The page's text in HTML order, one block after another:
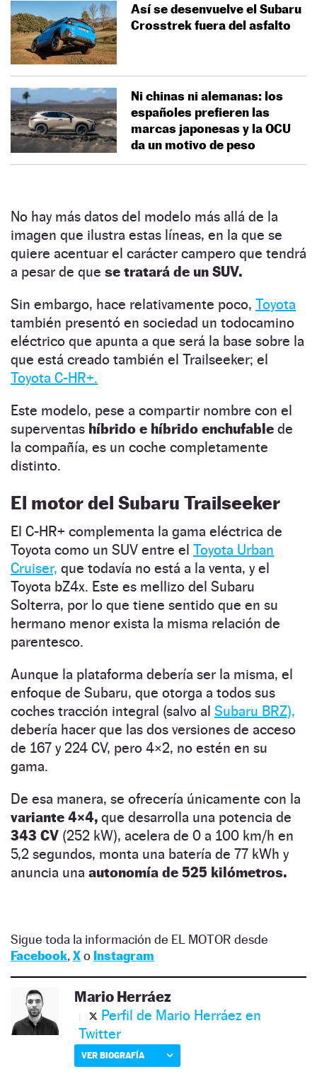
Así se desenvuelve el Subaru
Crosstrek fuera del asfalto
Ni chinas ni alemanas: los
españoles prefieren las
marcas japonesas y la OCU
da un motivo de peso
No hay más datos del modelo más allá de la
imagen que ilustra estas líneas, en la que se
quiere acentuar el carácter campero que tendrá
a pesar de que se tratará de un SUV.
Sin embargo, hace relativamente poco, Toyota
también presentó en sociedad un todocamino
eléctrico que apunta a que será la base sobre la
que está creado también el Trailseeker; el
Toyota C-HR+.
Este modelo, pese a compartir nombre con el
superventas híbrido e híbrido enchufable de
la compañía, es un coche completamente
distinto.
El motor del Subaru Trailseeker
El C-HR+ complementa la gama eléctrica de
Toyota como un SUV entre el Toyota Urban
Cruiser, que todavía no está a la venta, y el
Toyota bZ4x. Este es mellizo del Subaru
Solterra, por lo que tiene sentido que en su
hermano menor exista la misma relación de
parentesco.
Aunque la plataforma debería ser la misma, el
enfoque de Subaru, que otorga a todos sus
coches tracción integral (salvo al Subaru BRZ),
debería hacer que las dos versiones de acceso
de 167 y 224 CV, pero 4×2, no estén en su
gama.
De esa manera, se ofrecería únicamente con la
variante 4×4, que desarrolla una potencia de
343 CV (252 kW), acelera de 0 a 100 km/h en
5,2 segundos, monta una batería de 77 kWh y
anuncia una autonomía de 525 kilómetros.
Sigue toda la información de EL MOTOR desde
Facebook, Xo Instagram
Mario Herráez
Perfil de Mario Herráez en
Twitter
VER BIOGRAFÍA